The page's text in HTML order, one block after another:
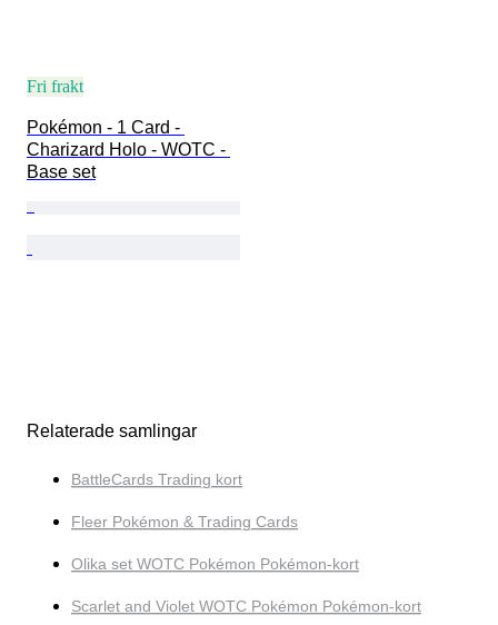
Fri frakt
Pokémon - 1 Card -
Charizard Holo - WOTC -
Base set
Relaterade samlingar
BattleCards Trading kort
Fleer Pokémon & Trading Cards
Olika set WOTC Pokémon Pokémon-kort
Scarlet and Violet WOTC Pokémon Pokémon-kort